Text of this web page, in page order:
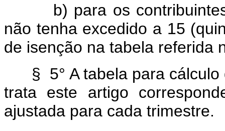
b) para os contribuintes
não tenha excedido a 15
de isenção na tabela referida
§ 5° A tabela para cálculo
trata este artigo
ajustada para cada trimestre.